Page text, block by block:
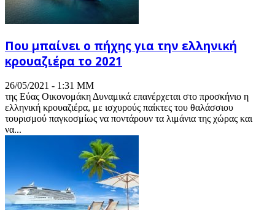
Που μπαίνει ο πήχης για την ελληνική
κρουαζιέρα το 2021
26/05/2021 - 1:31 ΜΜ
της Εύας Οικονομάκη Δυναμικά επανέρχεται στο προσκήνιο η
ελληνική κρουαζιέρα, με ισχυρούς παίκτες του θαλάσσιου
τουρισμού παγκοσμίως να ποντάρουν τα λιμάνια της χώρας και
να...